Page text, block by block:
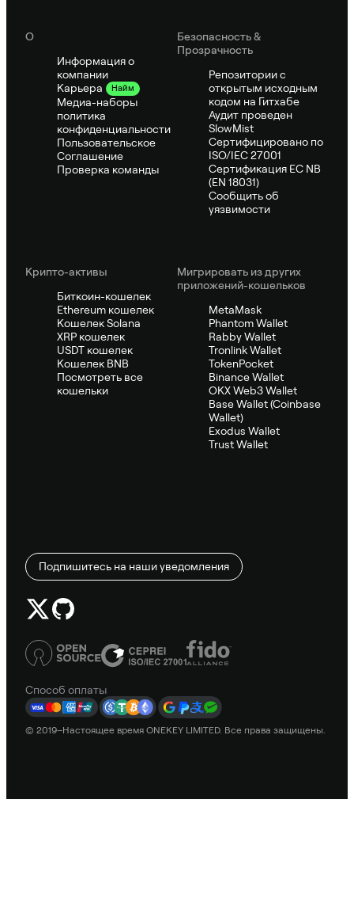
О
Информация о
компании
Карьера
Найм
Медиа-наборы
политика
конфиденциальности
Пользовательское
Соглашение
Проверка команды
Безопасность &
Прозрачность
Репозитории с
открытым исходным
кодом на Гитхабе
Аудит проведен
SlowMist
Сертифицировано по
ISO/IEC 27001
Сертификация ЕС NB
(EN 18031)
Сообщить об
уязвимости
Крипто-активы
Биткоин-кошелек
Ethereum кошелек
Кошелек Solana
XRP кошелек
USDT кошелек
Кошелек BNB
Посмотреть все
кошельки
Мигрировать из других
приложений-кошельков
MetaMask
Phantom Wallet
Rabby Wallet
Tronlink Wallet
TokenPocket
Binance Wallet
OKX Web3 Wallet
Base Wallet (Coinbase
Wallet)
Exodus Wallet
Trust Wallet
Подпишитесь на наши уведомления
Способ оплаты
© 2019–Настоящее время ONEKEY LIMITED. Все права защищены.